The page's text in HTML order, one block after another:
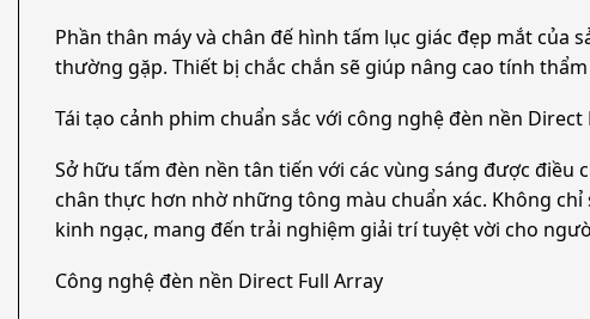
Phần thân máy và chân đế hình tấm lục giác đẹp mắt của
thường gặp. Thiết bị chắc chắn sẽ giúp nâng cao tính
Tái tạo cảnh phim chuẩn sắc với công nghệ đèn nền Direct
Sở hữu tấm đèn nền tân tiến với các vùng sáng được điều
chân thực hơn nhờ những tông màu chuẩn xác. Không
kinh ngạc, mang đến trải nghiệm giải trí tuyệt vời cho
Công nghệ đèn nền Direct Full Array